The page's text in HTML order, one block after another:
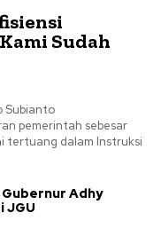
Sudah
Subianto
pemerintah sebesar
tertuang dalam Instruksi
Gubernur Adhy
JGU